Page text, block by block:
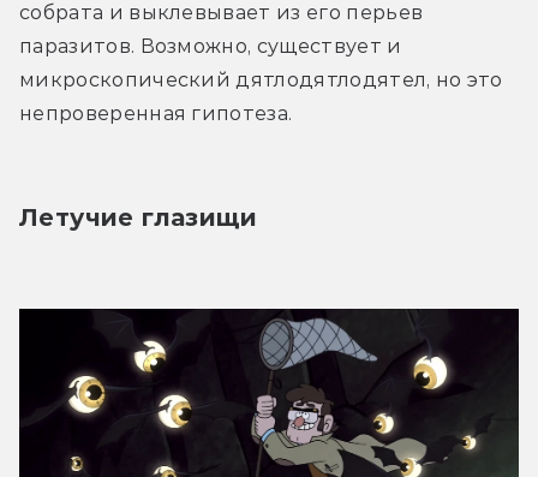
собрата и выклевывает из его перьев
паразитов. Возможно, существует и
микроскопический дятлодятлодятел, но это
непроверенная гипотеза.
Летучие глазищи